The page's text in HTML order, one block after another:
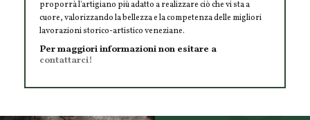
proporrà l'artigiano più adatto a realizzare ciò che vi sta a
cuore, valorizzando la bellezza e la competenza delle migliori
lavorazioni storico-artistico veneziane.
Per maggiori informazioni non esitare a
contattarci!